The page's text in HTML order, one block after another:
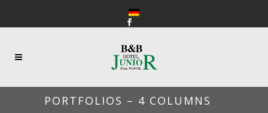
PORTFOLIOS – 4 COLUMNS